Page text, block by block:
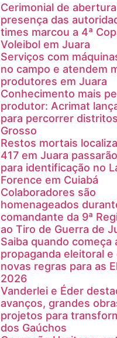
Cerimonial de
presença das
times marcou a 4ª
Voleibol em Juara
Serviços com
no campo e atendem
produtores em Juara
Conhecimento mais
produtor: Acrimat
para percorrer
Grosso
Restos mortais
417 em Juara
para identificação no
Forence em Cuiabá
Colaboradores são
homenageados
comandante da 9ª
ao Tiro de Guerra de
Saiba quando começa
propaganda eleitoral e
novas regras para as
2026
Vanderlei e Éder
avanços, grandes
projetos para
dos Gaúchos